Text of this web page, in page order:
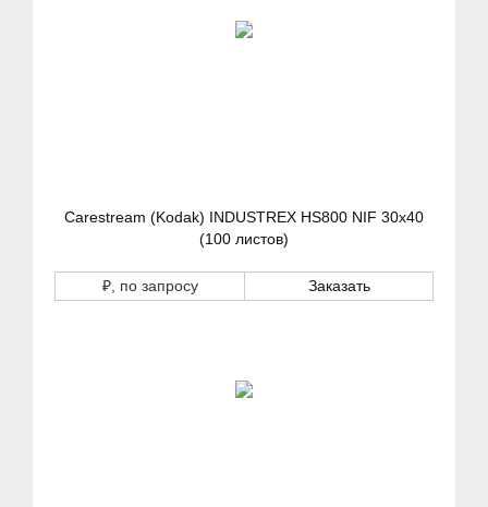
Carestream (Kodak) INDUSTREX HS800 NIF 30x40
(100 листов)
₽, по запросу Заказать